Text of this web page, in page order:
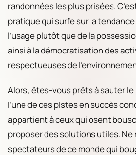
randonnées les plus prisées.
pratique qui surfe sur la tendance
l’usage plutôt que de la
ainsi à la démocratisation des
respectueuses de
Alors, êtes-vous prêts à sauter
l’une de ces pistes en succès
appartient à ceux qui osent
proposer des solutions utiles. Ne
spectateurs de ce monde qui